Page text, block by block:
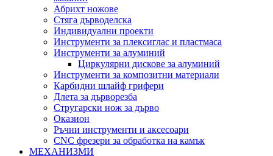
Абрихт ножове
Стяга дърводелска
Индивидуални проекти
Инструменти за плексиглас и пластмаса
Инструменти за алуминий
Циркулярни дискове за алуминий
Инструменти за композитни материали
Карбидни шлайф грифери
Длета за дърворезба
Стругарски нож за дърво
Оказион
Ръчни инструменти и аксесоари
CNC фрезери за обработка на камък
МЕХАНИЗМИ